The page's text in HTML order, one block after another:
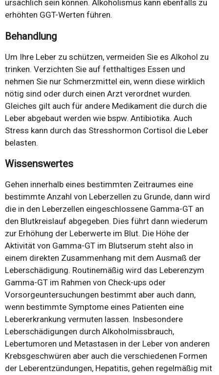
ursächlich sein können. Alkoholismus kann ebenfalls zu
erhöhten GGT-Werten führen.
Behandlung
Um Ihre Leber zu schützen, vermeiden Sie es Alkohol zu
trinken. Verzichten Sie auf fetthaltiges Essen und
nehmen Sie nur Schmerzmittel ein, wenn diese wirklich
nötig sind oder durch einen Arzt verordnet wurden.
Gleiches gilt auch für andere Medikament die durch die
Leber abgebaut werden wie bspw. Antibiotika. Auch
Stress kann durch das Stresshormon Cortisol die Leber
belasten.
Wissenswertes
Gehen innerhalb eines bestimmten Zeitraumes eine
bestimmte Anzahl von Leberzellen zu Grunde, dann wird
die in den Leberzellen eingeschlossene Gamma-GT an
den Blutkreislauf abgegeben. Dies führt dann wiederum
zur Erhöhung der Leberwerte im Blut. Die Höhe der
Aktivität von Gamma-GT im Blutserum steht also in
einem direkten Zusammenhang mit dem Ausmaß der
Leberschädigung. Routinemäßig wird das Leberenzym
Gamma-GT im Rahmen von Check-ups oder
Vorsorgeuntersuchungen bestimmt aber auch dann,
wenn bestimmte Symptome eines Patienten eine
Lebererkrankung vermuten lassen. Insbesondere
Leberschädigungen durch Alkoholmissbrauch,
Lebertumoren und Metastasen in der Leber von anderen
Krebsgeschwüren aber auch die verschiedenen Formen
der Leberentzündungen, Hepatitis, gehen regelmäßig mit